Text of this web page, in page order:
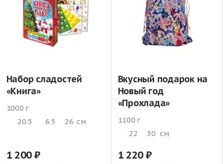
Набор сладостей
«Книга»
1000 г
20.5
6.5 26 см
1 200
Вкусный подарок на
Новый год
«Прохлада»
1100 г
22
30 см
1 220